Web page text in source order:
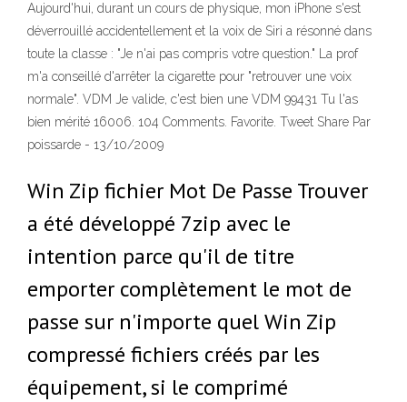
Aujourd'hui, durant un cours de physique, mon iPhone s'est
déverrouillé accidentellement et la voix de Siri a résonné dans
toute la classe : "Je n'ai pas compris votre question." La prof
m'a conseillé d'arrêter la cigarette pour "retrouver une voix
normale". VDM Je valide, c'est bien une VDM 99431 Tu l'as
bien mérité 16006. 104 Comments. Favorite. Tweet Share Par
poissarde - 13/10/2009
Win Zip fichier Mot De Passe Trouver
a été développé 7zip avec le
intention parce qu'il de titre
emporter complètement le mot de
passe sur n'importe quel Win Zip
compressé fichiers créés par les
équipement, si le comprimé